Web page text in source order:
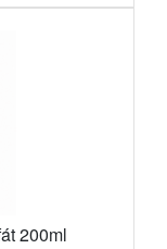
200ml